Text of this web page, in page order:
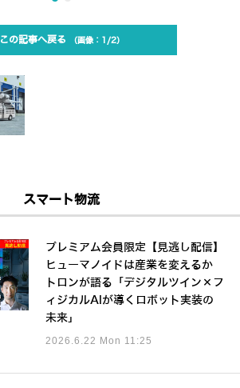
この記事へ戻る 1/2
スマート物流
プレミアム会員限定【見逃し配信】
ヒューマノイドは産業を変えるか
トロンが語る「デジタルツイン×フ
ィジカルAIが導くロボット実装の
未来」
2026.6.22 Mon 11:25